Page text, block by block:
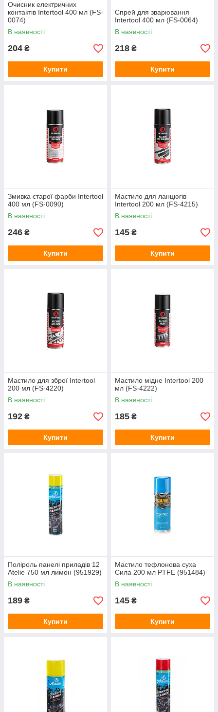
Очисник електричних
контактів Intertool 400 мл (FS-
0074)
В наявності
204 ₴
Купити
Спрей для зварювання
Intertool 400 мл (FS-0064)
В наявності
218 ₴
Купити
Змивка старої фарби Intertool
400 мл (FS-0090)
В наявності
246 ₴
Купити
Мастило для ланцюгів
Intertool 200 мл (FS-4215)
В наявності
145 ₴
Купити
Мастило для зброї Intertool
200 мл (FS-4220)
В наявності
192 ₴
Купити
Мастило мідне Intertool 200
мл (FS-4222)
В наявності
185 ₴
Купити
Поліроль панелі приладів 12
Atelie 750 мл лимон (951929)
В наявності
189 ₴
Купити
Мастило тефлонова суха
Сила 200 мл PTFE (951484)
В наявності
145 ₴
Купити